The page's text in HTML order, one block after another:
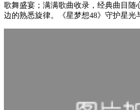
歌舞盛宴；满满歌曲收录，经典曲目随
边的熟悉旋律。《星梦想48》守护星光